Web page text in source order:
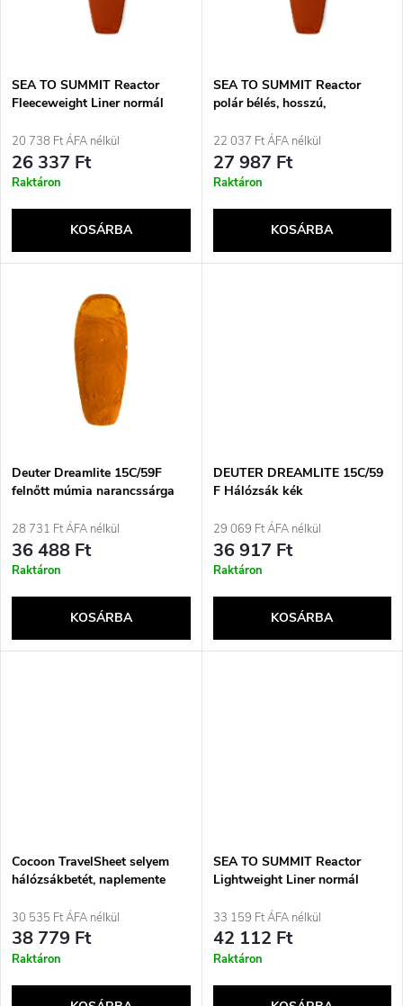
e
k
r
n
é
s
e
é
k
e
k
l
j
a
SEA TO SUMMIT Reactor
Fleeceweight Liner normál
20 738 Ft ÁFA nélkül
26 337 Ft
Raktáron
KOSÁRBA
SEA TO SUMMIT Reactor
polár bélés, hosszú,
22 037 Ft ÁFA nélkül
27 987 Ft
Raktáron
KOSÁRBA
Deuter Dreamlite 15C/59F
felnőtt múmia narancssárga
28 731 Ft ÁFA nélkül
36 488 Ft
Raktáron
KOSÁRBA
DEUTER DREAMLITE 15C/59
F Hálózsák kék
29 069 Ft ÁFA nélkül
36 917 Ft
Raktáron
KOSÁRBA
Cocoon TravelSheet selyem
hálózsákbetét, naplemente
30 535 Ft ÁFA nélkül
38 779 Ft
Raktáron
SEA TO SUMMIT Reactor
Lightweight Liner normál
33 159 Ft ÁFA nélkül
42 112 Ft
Raktáron